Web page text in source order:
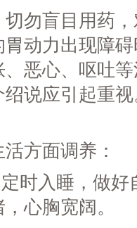
盲目用药，
动力出现障
恶心、呕吐
说应引起重
方面调养：
入睡，做好
心胸宽阔。